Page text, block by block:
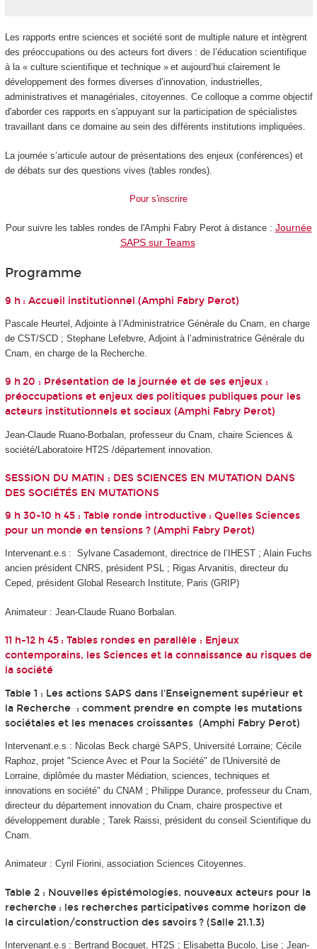
Les rapports entre sciences et société sont de multiple nature et intègrent
des préoccupations ou des acteurs fort divers : de l’éducation scientifique
à la « culture scientifique et technique » et aujourd’hui clairement le
développement des formes diverses d’innovation, industrielles,
administratives et managériales, citoyennes. Ce colloque a comme objectif
d'aborder ces rapports en s'appuyant sur la participation de spécialistes
travaillant dans ce domaine au sein des différents institutions impliquées.
La journée s’articule autour de présentations des enjeux (conférences) et
de débats sur des questions vives (tables rondes).
Pour s'inscrire
Pour suivre les tables rondes de l'Amphi Fabry Perot à distance : Journée
SAPS sur Teams
Programme
9 h : Accueil institutionnel (Amphi Fabry Perot)
Pascale Heurtel, Adjointe à l’Administratrice Générale du Cnam, en charge
de CST/SCD ; Stephane Lefebvre, Adjoint à l’administratrice Générale du
Cnam, en charge de la Recherche.
9 h 20 : Présentation de la journée et de ses enjeux :
préoccupations et enjeux des politiques publiques pour les
acteurs institutionnels et sociaux (Amphi Fabry Perot)
Jean-Claude Ruano-Borbalan, professeur du Cnam, chaire Sciences &
société/Laboratoire HT2S /département innovation.
SESSION DU MATIN : DES SCIENCES EN MUTATION DANS
DES SOCIÉTÉS EN MUTATIONS
9 h 30-10 h 45 : Table ronde introductive : Quelles Sciences
pour un monde en tensions ? (Amphi Fabry Perot)
Intervenant.e.s : Sylvane Casademont, directrice de l’IHEST ; Alain Fuchs
ancien président CNRS, président PSL ; Rigas Arvanitis, directeur du
Ceped, président Global Research Institute, Paris (GRIP)
Animateur : Jean-Claude Ruano Borbalan.
11 h-12 h 45 : Tables rondes en parallèle : Enjeux
contemporains, les Sciences et la connaissance au risques de
la société
Table 1 : Les actions SAPS dans l'Enseignement supérieur et
la Recherche : comment prendre en compte les mutations
sociétales et les menaces croissantes (Amphi Fabry Perot)
Intervenant.e.s : Nicolas Beck chargé SAPS, Université Lorraine; Cécile
Raphoz, projet "Science Avec et Pour la Société" de l'Université de
Lorraine, diplômée du master Médiation, sciences, techniques et
innovations en société" du CNAM ; Philippe Durance, professeur du Cnam,
directeur du département innovation du Cnam, chaire prospective et
développement durable ; Tarek Raissi, président du conseil Scientifique du
Cnam.
Animateur : Cyril Fiorini, association Sciences Citoyennes.
Table 2 : Nouvelles épistémologies, nouveaux acteurs pour la
recherche : les recherches participatives comme horizon de
la circulation/construction des savoirs ? (Salle 21.1.3)
Intervenant.e.s : Bertrand Bocquet, HT2S ; Elisabetta Bucolo, Lise ; Jean-